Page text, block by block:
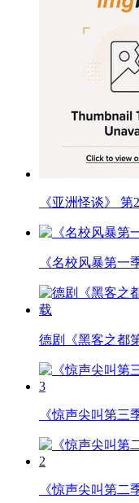
《亚洲怪谈》
《名校风暴第一
德剧《黑客之都
《惊声尖叫第三
《惊声尖叫第二